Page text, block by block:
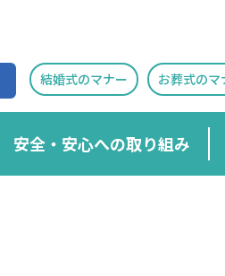
結婚式のマナー お葬式のマ
安全・安心への取り組み